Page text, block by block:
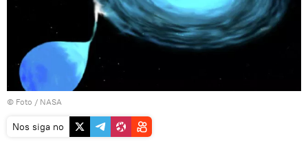
© Foto / NASA
Nos siga no